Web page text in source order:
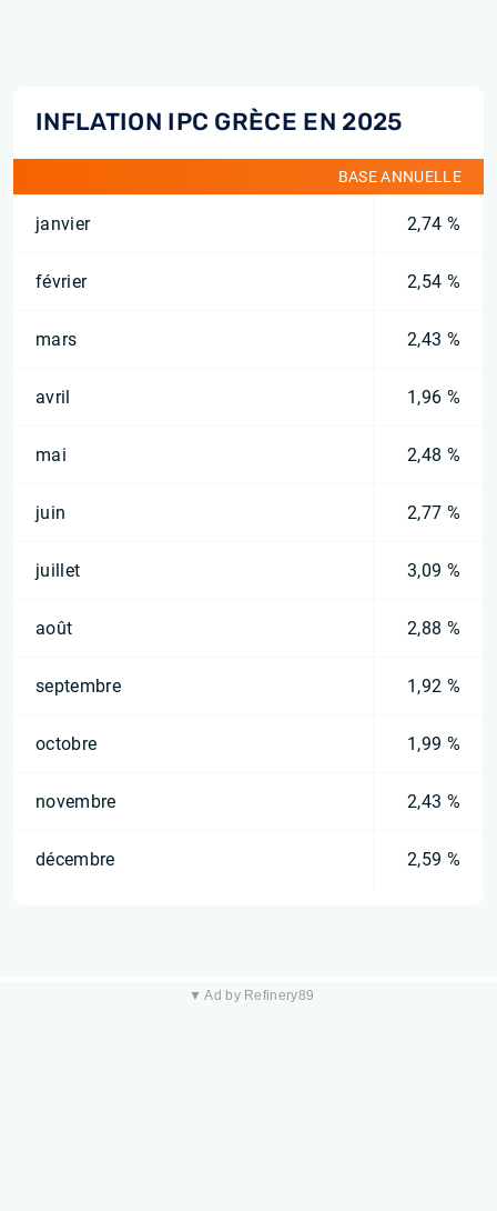
INFLATION IPC GRÈCE EN 2025
BASE ANNUELLE
janvier 2,74 %
février 2,54 %
mars 2,43 %
avril 1,96 %
mai 2,48 %
juin 2,77 %
juillet 3,09 %
août 2,88 %
septembre 1,92 %
octobre 1,99 %
novembre 2,43 %
décembre 2,59 %
▼ Ad by Refinery89